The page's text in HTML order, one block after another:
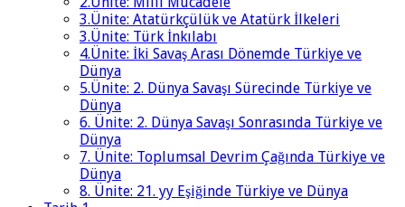
3.Ünite: Atatürkçülük ve Atatürk İlkeleri
3.Ünite: Türk İnkılabı
4.Ünite: İki Savaş Arası Dönemde Türkiye ve
Dünya
5.Ünite: 2. Dünya Savaşı Sürecinde Türkiye ve
Dünya
6. Ünite: 2. Dünya Savaşı Sonrasında Türkiye ve
Dünya
7. Ünite: Toplumsal Devrim Çağında Türkiye ve
Dünya
8. Ünite: 21. yy Eşiğinde Türkiye ve Dünya